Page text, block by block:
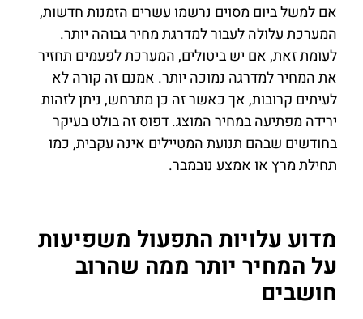
אם למשל ביום מסוים נרשמו עשרים הזמנות חדשות,
המערכת עלולה לעבור למדרגת מחיר גבוהה יותר.
לעומת זאת, אם יש ביטולים, המערכת לפעמים תחזיר
את המחיר למדרגה נמוכה יותר. אמנם זה קורה לא
לעיתים קרובות, אך כאשר זה כן מתרחש, ניתן לזהות
ירידה מפתיעה במחיר המוצג. דפוס זה בולט בעיקר
בחודשים שבהם תנועת המטיילים אינה עקבית, כמו
תחילת מרץ או אמצע נובמבר.
מדוע עלויות התפעול משפיעות
על המחיר יותר ממה שהרוב
חושבים